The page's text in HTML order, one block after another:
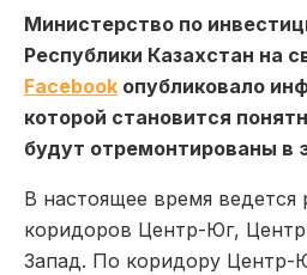
Министерство по
Республики Казахстан на
Facebook опубликовало
которой становится
будут отремонтированы в
В настоящее время ведется
коридоров Центр-Юг,
Запад. По коридору Центр-